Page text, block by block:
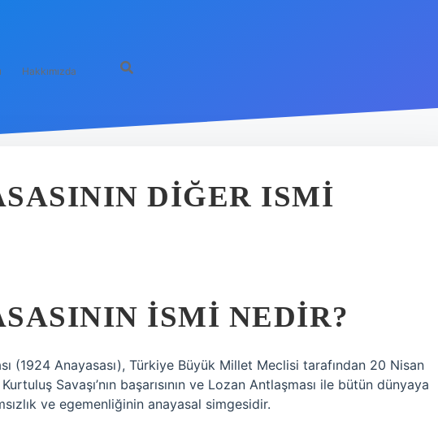
Hakkımızda
DIĞER ISMI
ISMI NEDIR?
(1924 Anayasası), Türkiye Büyük Millet Meclisi tarafından 20 Nisan
Savaşı’nın başarısının ve Lozan Antlaşması ile bütün dünyaya
ve egemenliğinin anayasal simgesidir.